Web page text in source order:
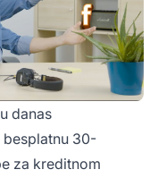
danas
besplatnu 30-
za kreditnom